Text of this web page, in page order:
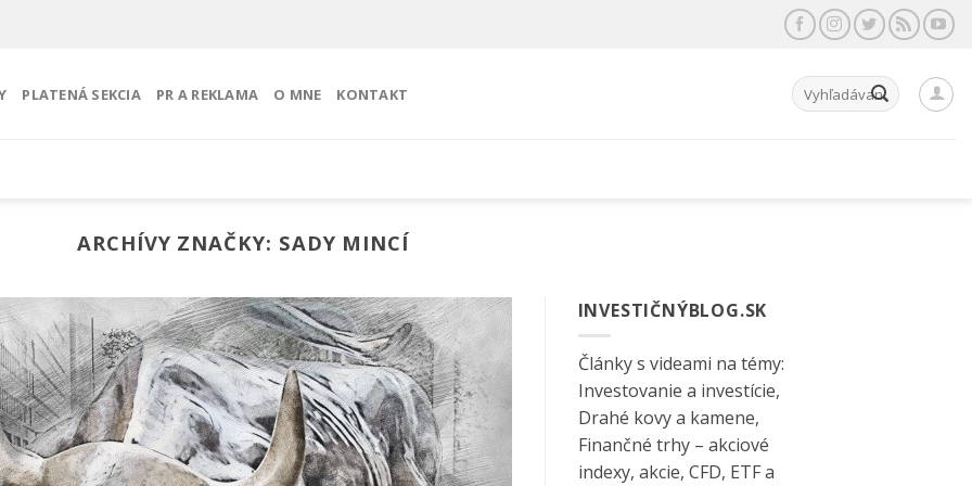
PLATENÁ SEKCIA PR A REKLAMA O MNE KONTAKT Hľadať:
ARCHÍVY ZNAČKY: SADY MINCÍ
INVESTIČNÝBLOG.SK
Články s videami na témy:
Investovanie a investície,
Drahé kovy a kamene,
Finančné trhy – akciové
indexy, akcie, CFD, ETF a